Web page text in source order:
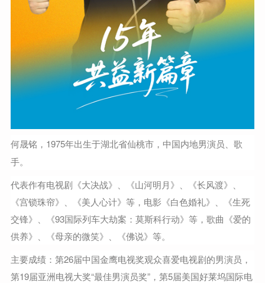
何晟铭 ，1975年出生于湖北省仙桃市，中国内地男演员、歌
手。
代表作有电视剧《大决战》、《山河明月》、《长风渡》、
《宫锁珠帘》、《美人心计》等，电影《白色婚礼》、《生死
交锋》、《93国际列车大劫案：莫斯科行动》等，歌曲《爱的
供养》、《母亲的微笑》、《佛说》等。
主要成绩：第26届中国金鹰电视奖观众喜爱电视剧的男演员，
第19届亚洲电视大奖“最佳男演员奖”，第5届美国好莱坞国际电